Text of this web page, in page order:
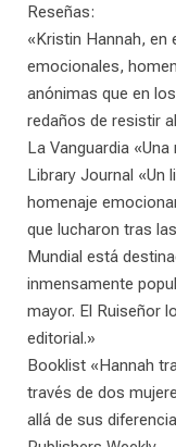
Reseñas:
«Kristin Hannah,
emocionales,
anónimas que en
redaños de resistir
La Vanguardia
Library Journal «Un
homenaje
que lucharon tras
Mundial está
inmensamente
mayor. El Ruiseñor
editorial.»
Booklist «Hannah
través de dos
allá de sus